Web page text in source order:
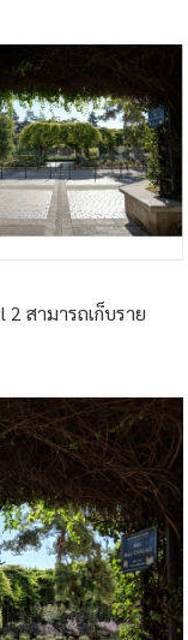
2 สามารถเก็บราย